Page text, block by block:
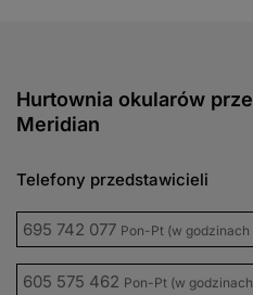
Hurtownia okularów
Meridian
Telefony przedstawicieli
695 742 077 Pon-Pt (w godzinach
605 575 462 Pon-Pt (w